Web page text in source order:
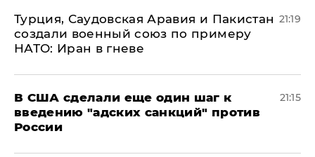
Турция, Саудовская Аравия и Пакистан
создали военный союз по примеру
НАТО: Иран в гневе
21:19
В США сделали еще один шаг к
введению "адских санкций" против
России
21:15